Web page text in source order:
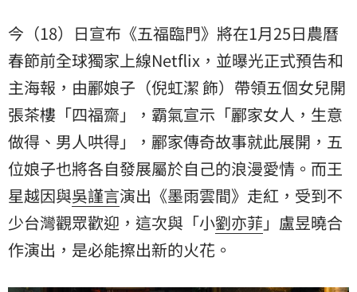
今（18）日宣布《五福臨門》將在1月25日農曆
春節前全球獨家上線Netflix，並曝光正式預告和
主海報，由酈娘子（倪虹潔 飾）帶領五個女兒開
張茶樓「四福齋」，霸氣宣示「酈家女人，生意
做得、男人哄得」，酈家傳奇故事就此展開，五
位娘子也將各自發展屬於自己的浪漫愛情。而王
星越因與吳謹言演出《墨雨雲間》走紅，受到不
少台灣觀眾歡迎，這次與「小劉亦菲 」盧昱曉合
作演出，是必能擦出新的火花。